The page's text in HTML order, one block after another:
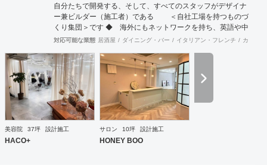
自分たちで開発する、そして、すべてのスタッフがデザイナ
ー兼ビルダー（施工者）である ＜自社工場を持つものづ
くり集団＞です ◆ 海外にもネットワークを持ち、英語や中
国語に堪能なスタッフたちが、海外から国内への出店をスム
工案件、設計＋造作物の案件、施工案件、造作物制作など、
多様な請負形態が可能です。工場では金属を中心にさまざま
な素材を用いた制作が可能で、例えば通常デザイン性とは無
縁な特定防火設備（鉄扉）などにも高いデザイン性を施すこ
とも可能です。 GRIDFRAME とりかえのきかない空間
https://gridframe.co.jp/ Synes(シネス) 霧のようなやわらか
な空間 http://synes.jp/ SOTOCHIKU 時間の蓄積を取り
込む空間 https://sotochiku.com/
対応可能な業態 居酒屋 ダイニング・バー イタリアン・フレンチ カフェ
美容院 37坪 設計施工
HACO+
サロン 10坪 設計施工
HONEY BOO